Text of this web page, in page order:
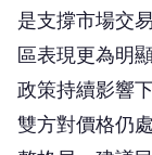
是支撐市場交
區表現更為明
政策持續影響
雙方對價格仍